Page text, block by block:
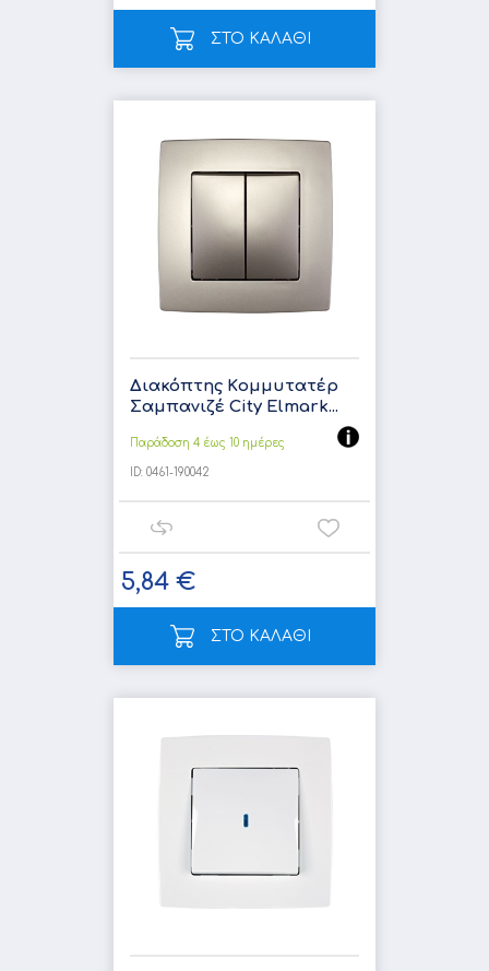
ΣΤΟ ΚΑΛΑΘΙ
Διακόπτης Kομμυτατέρ
Σαμπανιζέ City Elmark...
Παράδοση 4 έως 10 ημέρες
ID: 0461-190042
5,84 €
ΣΤΟ ΚΑΛΑΘΙ